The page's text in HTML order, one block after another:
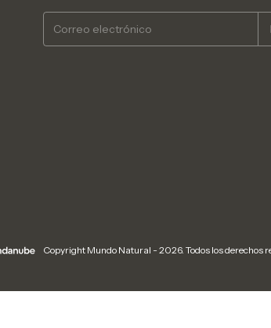
Copyright Mundo Natural - 2026. Todos los derechos